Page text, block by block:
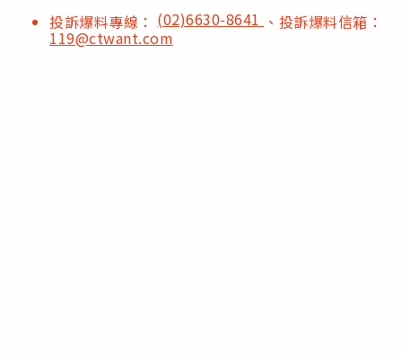
投訴爆料專線： (02)6630-8641 、投訴爆料信箱：
119@ctwant.com